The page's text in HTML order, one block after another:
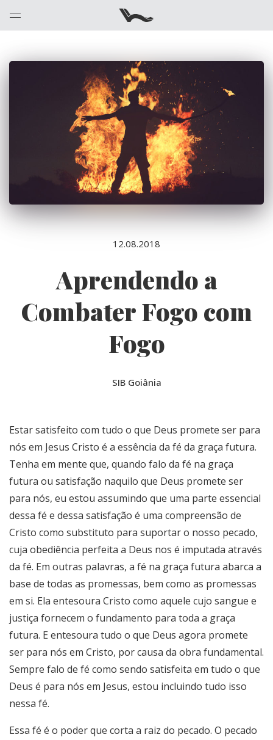
12.08.2018
Aprendendo a
Combater Fogo com
Fogo
SIB Goiânia
Estar satisfeito com tudo o que Deus promete ser para
nós em Jesus Cristo é a essência da fé da graça futura.
Tenha em mente que, quando falo da fé na graça
futura ou satisfação naquilo que Deus promete ser
para nós, eu estou assumindo que uma parte essencial
dessa fé e dessa satisfação é uma compreensão de
Cristo como substituto para suportar o nosso pecado,
cuja obediência perfeita a Deus nos é imputada através
da fé. Em outras palavras, a fé na graça futura abarca a
base de todas as promessas, bem como as promessas
em si. Ela entesoura Cristo como aquele cujo sangue e
justiça fornecem o fundamento para toda a graça
futura. E entesoura tudo o que Deus agora promete
ser para nós em Cristo, por causa da obra fundamental.
Sempre falo de fé como sendo satisfeita em tudo o que
Deus é para nós em Jesus, estou incluindo tudo isso
nessa fé.
Essa fé é o poder que corta a raiz do pecado. O pecado